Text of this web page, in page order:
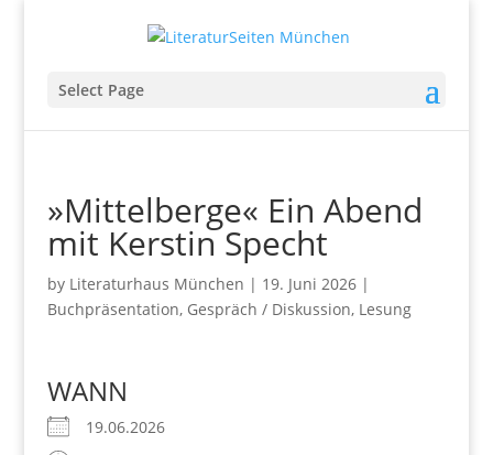
Select Page
»Mittelberge« Ein Abend
mit Kerstin Specht
by Literaturhaus München | 19. Juni 2026|
Buchpräsentation, Gespräch / Diskussion, Lesung
WANN
19.06.2026